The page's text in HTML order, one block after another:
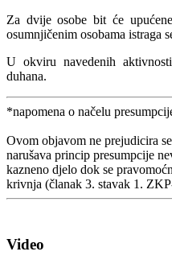
Za dvije osobe bit će
osumnjičenim osobama istraga
U okviru navedenih
duhana.
*napomena o načelu
Ovom objavom ne prejudicira
narušava princip presumpcije
kazneno djelo dok se
krivnja (članak 3. stavak 1.
Video